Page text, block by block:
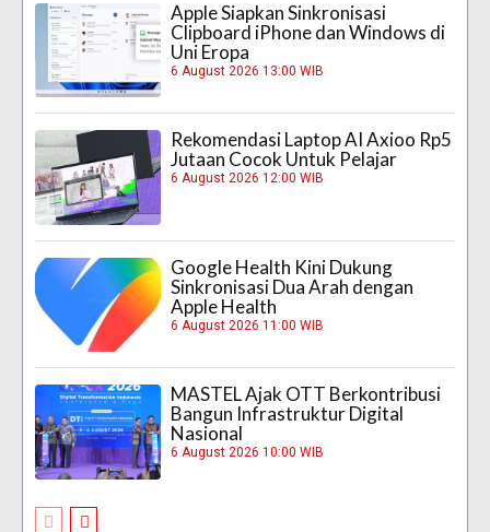
Apple Siapkan Sinkronisasi
Clipboard iPhone dan Windows di
Uni Eropa
6 August 2026 13:00 WIB
Rekomendasi Laptop AI Axioo Rp5
Jutaan Cocok Untuk Pelajar
6 August 2026 12:00 WIB
Google Health Kini Dukung
Sinkronisasi Dua Arah dengan
Apple Health
6 August 2026 11:00 WIB
MASTEL Ajak OTT Berkontribusi
Bangun Infrastruktur Digital
Nasional
6 August 2026 10:00 WIB